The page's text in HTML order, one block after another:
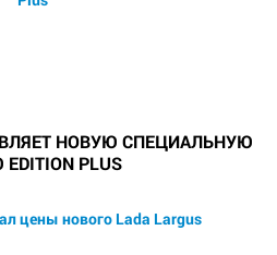
НОВУЮ СПЕЦИАЛЬНУЮ
PLUS